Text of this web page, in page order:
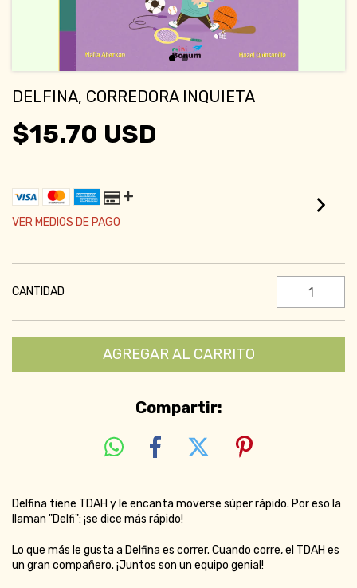
DELFINA, CORREDORA INQUIETA
$15.70 USD
VER MEDIOS DE PAGO
CANTIDAD
Compartir:
Delfina tiene TDAH y le encanta moverse súper rápido. Por eso la
llaman "Delfi": ¡se dice más rápido!
Lo que más le gusta a Delfina es correr. Cuando corre, el TDAH es
un gran compañero. ¡Juntos son un equipo genial!